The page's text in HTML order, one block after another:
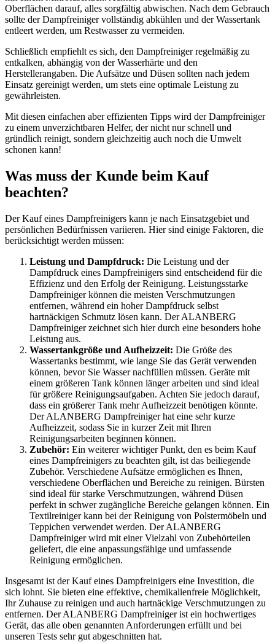
Oberflächen darauf, alles sorgfältig abwischen. Nach dem Gebrauch
sollte der Dampfreiniger vollständig abkühlen und der Wassertank
entleert werden, um Restwasser zu vermeiden.
Schließlich empfiehlt es sich, den Dampfreiniger regelmäßig zu
entkalken, abhängig von der Wasserhärte und den
Herstellerangaben. Die Aufsätze und Düsen sollten nach jedem
Einsatz gereinigt werden, um stets eine optimale Leistung zu
gewährleisten.
Mit diesen einfachen aber effizienten Tipps wird der Dampfreiniger
zu einem unverzichtbaren Helfer, der nicht nur schnell und
gründlich reinigt, sondern gleichzeitig auch noch die Umwelt
schonen kann!
Was muss der Kunde beim Kauf
beachten?
Der Kauf eines Dampfreinigers kann je nach Einsatzgebiet und
persönlichen Bedürfnissen variieren. Hier sind einige Faktoren, die
berücksichtigt werden müssen:
Leistung und Dampfdruck: Die Leistung und der
Dampfdruck eines Dampfreinigers sind entscheidend für die
Effizienz und den Erfolg der Reinigung. Leistungsstarke
Dampfreiniger können die meisten Verschmutzungen
entfernen, während ein hoher Dampfdruck selbst
hartnäckigen Schmutz lösen kann. Der ALANBERG
Dampfreiniger zeichnet sich hier durch eine besonders hohe
Leistung aus.
Wassertankgröße und Aufheizzeit: Die Größe des
Wassertanks bestimmt, wie lange Sie das Gerät verwenden
können, bevor Sie Wasser nachfüllen müssen. Geräte mit
einem größeren Tank können länger arbeiten und sind ideal
für größere Reinigungsaufgaben. Achten Sie jedoch darauf,
dass ein größerer Tank mehr Aufheizzeit benötigen könnte.
Der ALANBERG Dampfreiniger hat eine sehr kurze
Aufheizzeit, sodass Sie in kurzer Zeit mit Ihren
Reinigungsarbeiten beginnen können.
Zubehör: Ein weiterer wichtiger Punkt, den es beim Kauf
eines Dampfreinigers zu beachten gilt, ist das beiliegende
Zubehör. Verschiedene Aufsätze ermöglichen es Ihnen,
verschiedene Oberflächen und Bereiche zu reinigen. Bürsten
sind ideal für starke Verschmutzungen, während Düsen
perfekt in schwer zugängliche Bereiche gelangen können. Ein
Textilreiniger kann bei der Reinigung von Polstermöbeln und
Teppichen verwendet werden. Der ALANBERG
Dampfreiniger wird mit einer Vielzahl von Zubehörteilen
geliefert, die eine anpassungsfähige und umfassende
Reinigung ermöglichen.
Insgesamt ist der Kauf eines Dampfreinigers eine Investition, die
sich lohnt. Sie bieten eine effektive, chemikalienfreie Möglichkeit,
Ihr Zuhause zu reinigen und auch hartnäckige Verschmutzungen zu
entfernen. Der ALANBERG Dampfreiniger ist ein hochwertiges
Gerät, das alle oben genannten Anforderungen erfüllt und bei
unseren Tests sehr gut abgeschnitten hat.